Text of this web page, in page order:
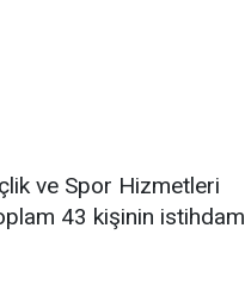
ve Spor Hizmetleri
43 kişinin istihdam